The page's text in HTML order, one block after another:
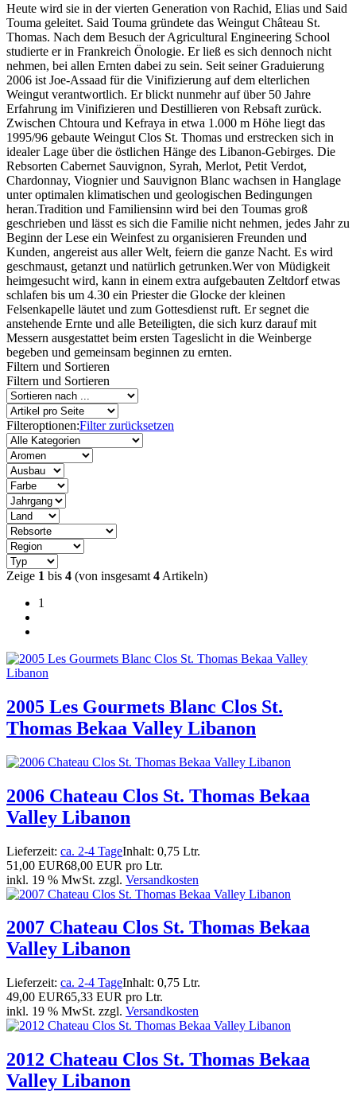
Heute wird sie in der vierten Generation von Rachid, Elias und Said
Touma geleitet. Said Touma gründete das Weingut Château St.
Thomas. Nach dem Besuch der Agricultural Engineering School
studierte er in Frankreich Önologie. Er ließ es sich dennoch nicht
nehmen, bei allen Ernten dabei zu sein. Seit seiner Graduierung
2006 ist Joe-Assaad für die Vinifizierung auf dem elterlichen
Weingut verantwortlich. Er blickt nunmehr auf über 50 Jahre
Erfahrung im Vinifizieren und Destillieren von Rebsaft zurück.
Zwischen Chtoura und Kefraya in etwa 1.000 m Höhe liegt das
1995/96 gebaute Weingut Clos St. Thomas und erstrecken sich in
idealer Lage über die östlichen Hänge des Libanon-Gebirges. Die
Rebsorten Cabernet Sauvignon, Syrah, Merlot, Petit Verdot,
Chardonnay, Viognier und Sauvignon Blanc wachsen in Hanglage
unter optimalen klimatischen und geologischen Bedingungen
heran.Tradition und Familiensinn wird bei den Toumas groß
geschrieben und lässt es sich die Familie nicht nehmen, jedes Jahr zu
Beginn der Lese ein Weinfest zu organisieren Freunden und
Kunden, angereist aus aller Welt, feiern die ganze Nacht. Es wird
geschmaust, getanzt und natürlich getrunken.Wer von Müdigkeit
heimgesucht wird, kann in einem extra aufgebauten Zeltdorf etwas
schlafen bis um 4.30 ein Priester die Glocke der kleinen
Felsenkapelle läutet und zum Gottesdienst ruft. Er segnet die
anstehende Ernte und alle Beteiligten, die sich kurz darauf mit
Messern ausgestattet beim ersten Tageslicht in die Weinberge
begeben und gemeinsam beginnen zu ernten.
Filtern und Sortieren
Filtern und Sortieren
Filteroptionen:Filter zurücksetzen
Zeige 1 bis 4 (von insgesamt 4 Artikeln)
1
2005 Les Gourmets Blanc Clos St.
Thomas Bekaa Valley Libanon
2006 Chateau Clos St. Thomas Bekaa
Valley Libanon
Lieferzeit: ca. 2-4 TageInhalt: 0,75 Ltr.
51,00 EUR68,00 EUR pro Ltr.
inkl. 19 % MwSt. zzgl. Versandkosten
2007 Chateau Clos St. Thomas Bekaa
Valley Libanon
Lieferzeit: ca. 2-4 TageInhalt: 0,75 Ltr.
49,00 EUR65,33 EUR pro Ltr.
inkl. 19 % MwSt. zzgl. Versandkosten
2012 Chateau Clos St. Thomas Bekaa
Valley Libanon